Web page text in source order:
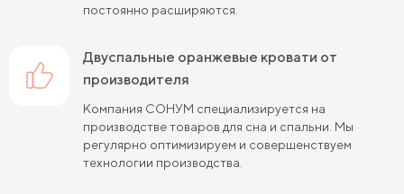
Двуспальные кровати 200х200 см
Двуспальные кровати с подъемным механизмом
Двуспальные кровати для взрослых
постоянно расширяются.
Двуспальные оранжевые кровати от
производителя
Компания СОНУМ специализируется на
производстве товаров для сна и спальни. Мы
регулярно оптимизируем и совершенствуем
технологии производства.